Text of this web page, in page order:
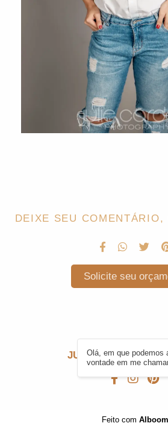
DEIXE SEU COMENTÁRIO,
Solicite seu
JULIE CARDONI/
Olá, em que podemos
vontade em me
Feito com Alboom